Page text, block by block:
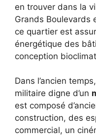
en trouver dans la
Grands Boulevards
ce quartier est
énergétique des
conception
Dans l’ancien
militaire digne d’un
est composé
construction, des
commercial, un